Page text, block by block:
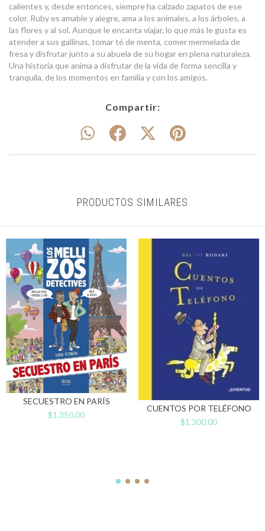
calientes y, desde entonces, siempre ha calzado zapatos de ese
color. Ruby es amable y alegre, ama a los animales, a los árboles, a
las flores y al sol. Aunque le encanta viajar, lo que más le gusta es
atender a sus gallinas, tomar té de menta, comer mermelada de
fresa y disfrutar junto a su abuela de su hogar en plena naturaleza.
Una historia que anima a disfrutar de la vida de forma sencilla y
tranquila, de los momentos en familia y con los amigos.
Compartir:
PRODUCTOS SIMILARES
SECUESTRO EN PARÍS
$1.350,00
CUENTOS POR TELÉFONO
$1.300,00